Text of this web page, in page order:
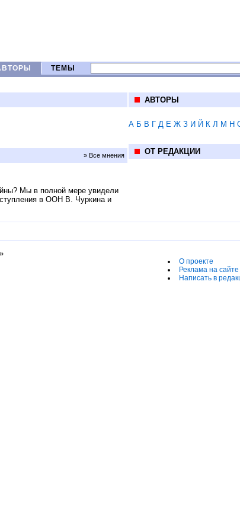
ТЕМЫ
» Все мнения
Мы в полной мере увидели
в ООН В. Чуркина и
АВТОРЫ
А Б В Г Д Е Ж З И Й К Л М Н
ОТ РЕДАКЦИИ
О проекте
Реклама на сайте
Написать в